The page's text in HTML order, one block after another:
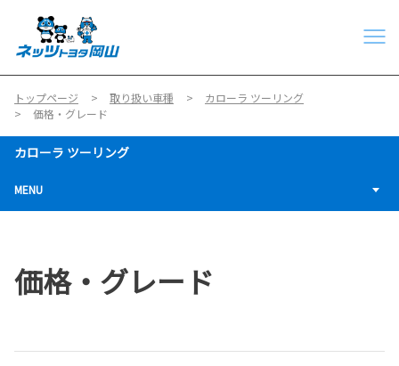
トップページ 取り扱い車種
カローラ ツーリング
価格・グレード
カローラ ツーリング
MENU
価格・グレード